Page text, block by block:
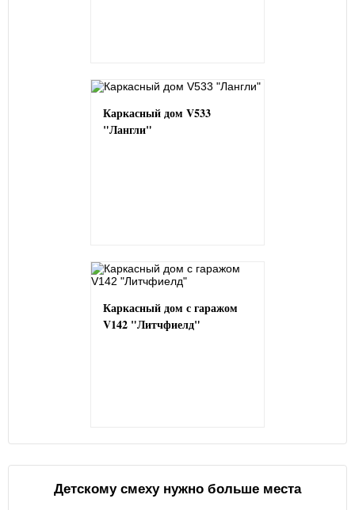
Каркасный дом V533
"Лангли"
Каркасный дом с гаражом
V142 "Литчфиелд"
Детскому смеху нужно больше места